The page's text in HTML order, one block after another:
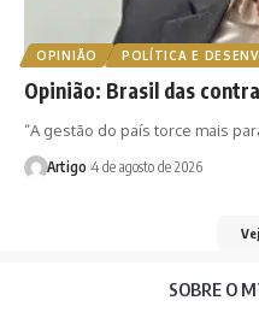
OPINIÃO POLÍTICA E
Opinião: Brasil das
“A gestão do país torce mais
Artigo 4 de agosto de 2026
SOBRE O